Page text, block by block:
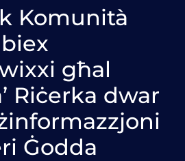
Komunità
għal
Riċerka dwar
Ġodda